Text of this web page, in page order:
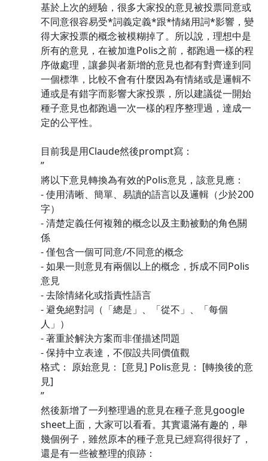
基於上次的經驗，很多大家投的意見被投票同意或
不同意很容易受*詞義定義*跟*情緒用詞*影響，變
得大家投票的概念被模糊掉了。所以說，理想中是
所有的意見，在被加進Polis之前，都跑過一樣的程
序做處理，讓參與者新增的意見也都有對齊達到同
一個標準，比較不會有什麼因為有情緒或是邏輯不
通或是有錯字而影響大家投票，所以建議從一開始
種子意見也都跑過一次一樣的程序整理過，達成一
定的公平性。
目前我是用Claude然後prompt寫：
”
將以下意見轉換為有效的Polis意見，該意見應：
- 使用清晰、簡單、易讀的語言以及邏輯（少於200
字）
- 清楚定義任何複雜的概念以及主動被動的角色關
係
- 僅包含一個可同意/不同意的概念
- 如果一則意見有兩個以上的概念，拆成不同Polis
意見
- 去除情緒化或指責性語言
- 避免絕對詞（「總是」、「從不」、「每個
人」）
- 著重於解決方案而非僅描述問題
- 保持中立表達，不假設共同價值觀
格式： 原始意見： [意見] Polis意見： [轉換後的意
見]
”
然後新增了一列整理過的意見在種子意見google
sheet上面，大家可以看看。其實還滿有趣的，舉
幾個例子，雖然原本的種子意見已經寫得很好了，
還是有一些被整理的痕跡：